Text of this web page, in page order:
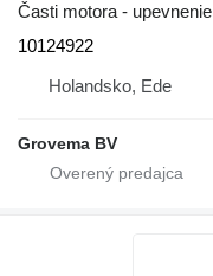
Časti motora - upevnenie
10124922
Holandsko, Ede
Grovema BV